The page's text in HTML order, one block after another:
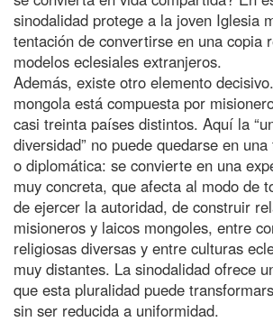
sinodalidad protege a la joven Iglesia
tentación de convertirse en una copia
modelos eclesiales extranjeros.
Además, existe otro elemento
mongola está compuesta por
casi treinta países distintos. Aquí la
diversidad” no puede quedarse en
o diplomática: se convierte en una
muy concreta, que afecta al modo de
de ejercer la autoridad, de construir
misioneros y laicos mongoles, entre
religiosas diversas y entre culturas
muy distantes. La sinodalidad ofrece
que esta pluralidad puede
sin ser reducida a uniformidad.